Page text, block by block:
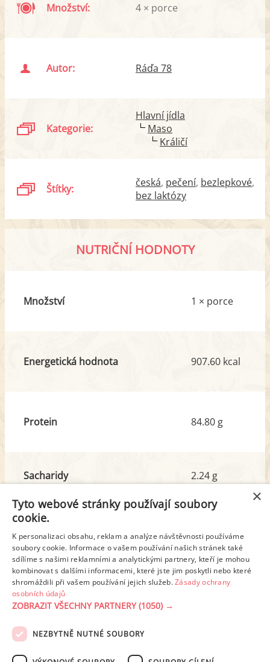
Množství: 4 × porce
Autor: Ráďa 78
Kategorie:
Hlavní jídla
Maso
Králičí
Štítky: česká pečení bezlepkové
bez laktózy
NUTRIČNÍ HODNOTY
Množství 1 × porce
Energetická hodnota 907.60 kcal
Protein 84.80 g
Sacharidy
z toho cukr
2.24 g
0.20 g
Tuk
z toho nas. mastné kyseliny
62.78 g
19.23 g
Detailní rozpis
PODMÍNKY UŽITÍ ZÁSADY OCHRANY OSOBNÍCH ÚDAJŮ
×
Tyto webové stránky používají soubory
cookie.
K personalizaci obsahu, reklam a analýze návštěvnosti používáme
soubory cookie. Informace o vašem používání našich stránek také
sdílíme s našimi reklamními a analytickými partnery, kteří je mohou
kombinovat s dalšími informacemi, které jste jim poskytli nebo které
shromáždili při vašem používání jejich služeb.Zásady ochrany
osobních údajů
ZOBRAZIT VŠECHNY PARTNERY(1050) →
NEZBYTNĚ NUTNÉ SOUBORY